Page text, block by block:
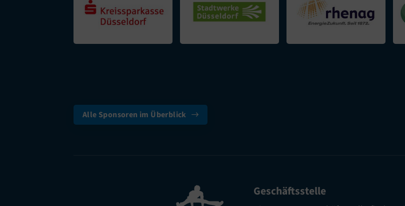
Alle Sponsoren im Überblick
Geschäftsstelle